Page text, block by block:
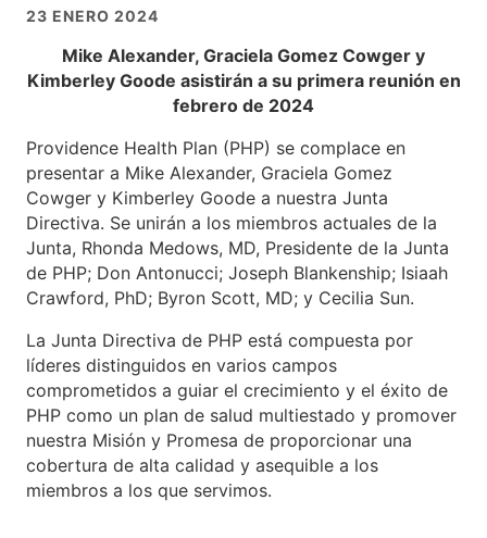
23 ENERO 2024
Mike Alexander, Graciela Gomez Cowger y
Kimberley Goode asistirán a su primera reunión en
febrero de 2024
Providence Health Plan (PHP) se complace en
presentar a Mike Alexander, Graciela Gomez
Cowger y Kimberley Goode a nuestra Junta
Directiva. Se unirán a los miembros actuales de la
Junta, Rhonda Medows, MD, Presidente de la Junta
de PHP; Don Antonucci; Joseph Blankenship; Isiaah
Crawford, PhD; Byron Scott, MD; y Cecilia Sun.
La Junta Directiva de PHP está compuesta por
líderes distinguidos en varios campos
comprometidos a guiar el crecimiento y el éxito de
PHP como un plan de salud multiestado y promover
nuestra Misión y Promesa de proporcionar una
cobertura de alta calidad y asequible a los
miembros a los que servimos.